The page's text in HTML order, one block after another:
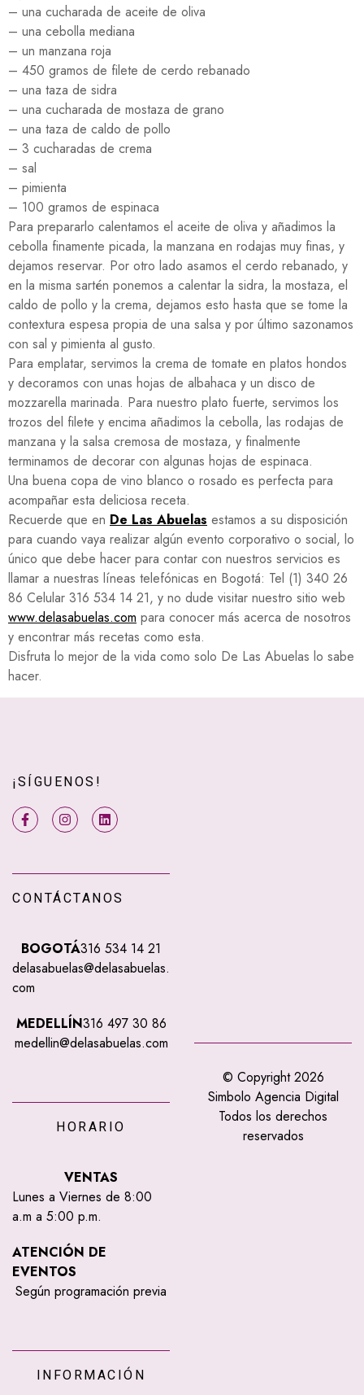
– una cucharada de aceite de oliva
– una cebolla mediana
– un manzana roja
– 450 gramos de filete de cerdo rebanado
– una taza de sidra
– una cucharada de mostaza de grano
– una taza de caldo de pollo
– 3 cucharadas de crema
– sal
– pimienta
– 100 gramos de espinaca
Para prepararlo calentamos el aceite de oliva y añadimos la
cebolla finamente picada, la manzana en rodajas muy finas, y
dejamos reservar. Por otro lado asamos el cerdo rebanado, y
en la misma sartén ponemos a calentar la sidra, la mostaza, el
caldo de pollo y la crema, dejamos esto hasta que se tome la
contextura espesa propia de una salsa y por último sazonamos
con sal y pimienta al gusto.
Para emplatar, servimos la crema de tomate en platos hondos
y decoramos con unas hojas de albahaca y un disco de
mozzarella marinada. Para nuestro plato fuerte, servimos los
trozos del filete y encima añadimos la cebolla, las rodajas de
manzana y la salsa cremosa de mostaza, y finalmente
terminamos de decorar con algunas hojas de espinaca.
Una buena copa de vino blanco o rosado es perfecta para
acompañar esta deliciosa receta.
Recuerde que en De Las Abuelas estamos a su disposición
para cuando vaya realizar algún evento corporativo o social, lo
único que debe hacer para contar con nuestros servicios es
llamar a nuestras líneas telefónicas en Bogotá: Tel (1) 340 26
86 Celular 316 534 14 21, y no dude visitar nuestro sitio web
www.delasabuelas.com para conocer más acerca de nosotros
y encontrar más recetas como esta.
Disfruta lo mejor de la vida como solo De Las Abuelas lo sabe
hacer.
¡SÍGUENOS!
CONTÁCTANOS
BOGOTÁ316 534 14 21
delasabuelas@delasabuelas.
com
MEDELLÍN316 497 30 86
medellin@delasabuelas.com
HORARIO
VENTAS
Lunes a Viernes de 8:00
a.m a 5:00 p.m.
ATENCIÓN DE
EVENTOS
Según programación previa
INFORMACIÓN
© Copyright 2026
Simbolo Agencia Digital
Todos los derechos
reservados